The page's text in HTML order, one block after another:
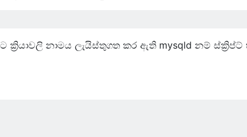
ක්‍රියාවලි නාමය ලැයිස්තුගත කර ඇති mysqld නම්